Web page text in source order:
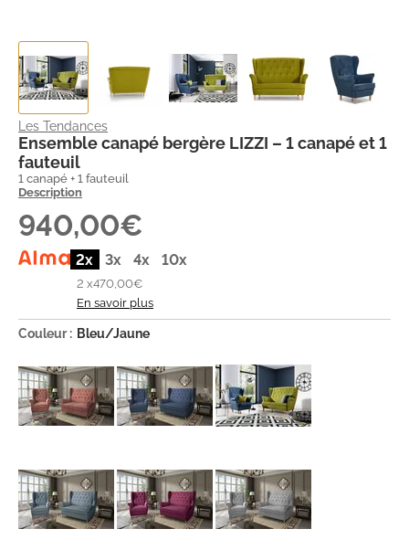
Les Tendances
Ensemble canapé bergère LIZZI – 1 canapé et 1
fauteuil
1 canapé + 1 fauteuil
Description
940,00€
2x 3x 4x 10x
2 x470,00€
En savoir plus
Couleur : Bleu/Jaune